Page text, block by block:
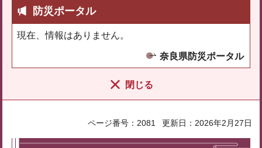
防災ポータル
現在、情報はありません。
奈良県防災ポータル
閉じる
ページ番号：2081 更新日：2026年2月27日